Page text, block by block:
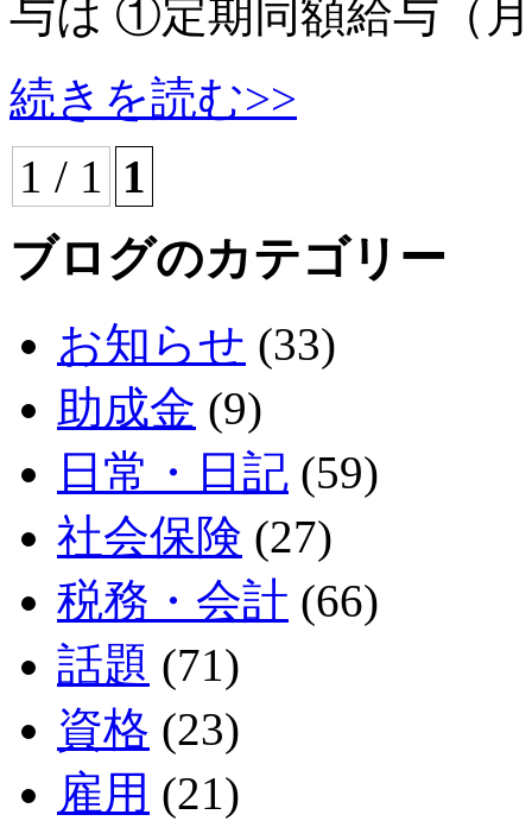
与は ①定期同額給与（
続きを読む>>
1 / 1 1
ブログのカテゴリー
お知らせ (33)
助成金 (9)
日常・日記 (59)
社会保険 (27)
税務・会計 (66)
話題 (71)
資格 (23)
雇用 (21)